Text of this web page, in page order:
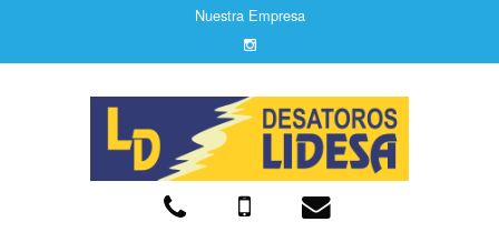
Nuestra Empresa